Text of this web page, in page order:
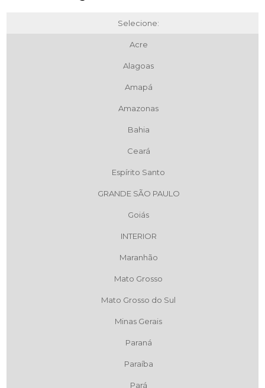
Selecione:
Acre
Alagoas
Amapá
Amazonas
Bahia
Ceará
Espírito Santo
GRANDE SÃO PAULO
Goiás
INTERIOR
Maranhão
Mato Grosso
Mato Grosso do Sul
Minas Gerais
Paraná
Paraíba
Pará